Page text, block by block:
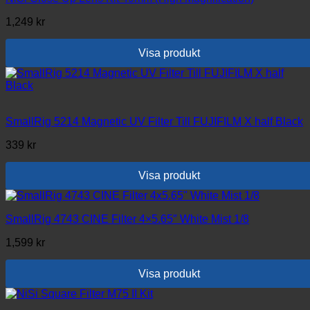
1,249 kr
Visa produkt
SmallRig 5214 Magnetic UV Filter Till FUJIFILM X half Black
339 kr
Visa produkt
SmallRig 4743 CINE Filter 4×5.65″ White Mist 1/8
1,599 kr
Visa produkt